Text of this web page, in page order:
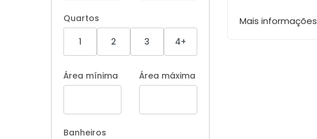
Quartos
1
2 3 4+
Área mínima Área máxima
Banheiros
Mais informações